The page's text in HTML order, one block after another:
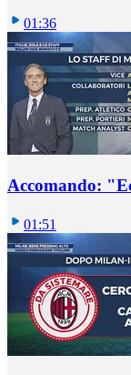
01:36
Accomando:
01:51